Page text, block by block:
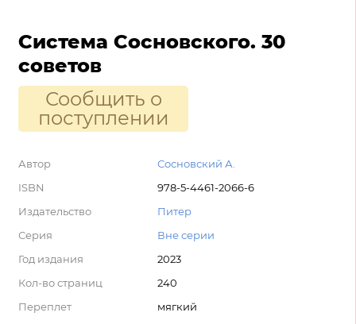
Система Сосновского. 30
советов
Сообщить о
поступлении
Автор
Сосновский А.
ISBN
978-5-4461-2066-6
Издательство
Питер
Серия
Вне серии
Год издания
2023
Кол-во страниц
240
Переплет
мягкий